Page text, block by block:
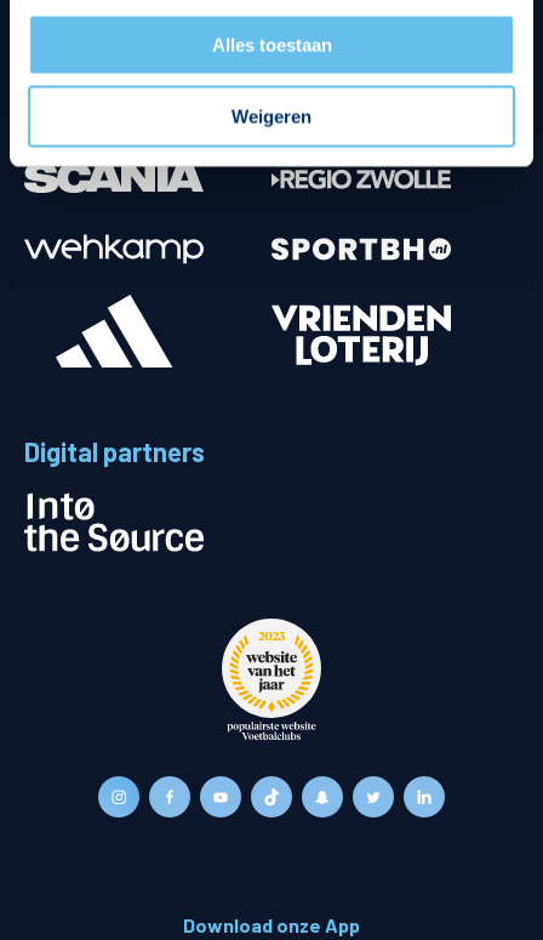
Alles toestaan
Weigeren
Digital partners
Download onze App